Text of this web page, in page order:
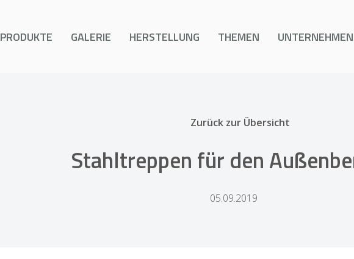
PRODUKTE GALERIE HERSTELLUNG THEMEN UNTERNEHMEN
Zurück zur Übersicht
Stahltreppen für den
05.09.2019